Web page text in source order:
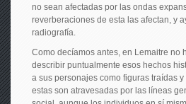
no sean afectadas por las ondas
reverberaciones de esta las afectan, y
radiografía.
Como decíamos antes, en Lemaitre no
describir puntualmente esos hechos
a sus personajes como figuras traídas
estas son atravesadas por las líneas